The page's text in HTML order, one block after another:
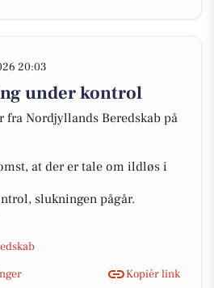
20:03
under kontrol
fra Nordjyllands Beredskab på
at der er tale om ildløs i
slukningen pågår.
Kopiér link